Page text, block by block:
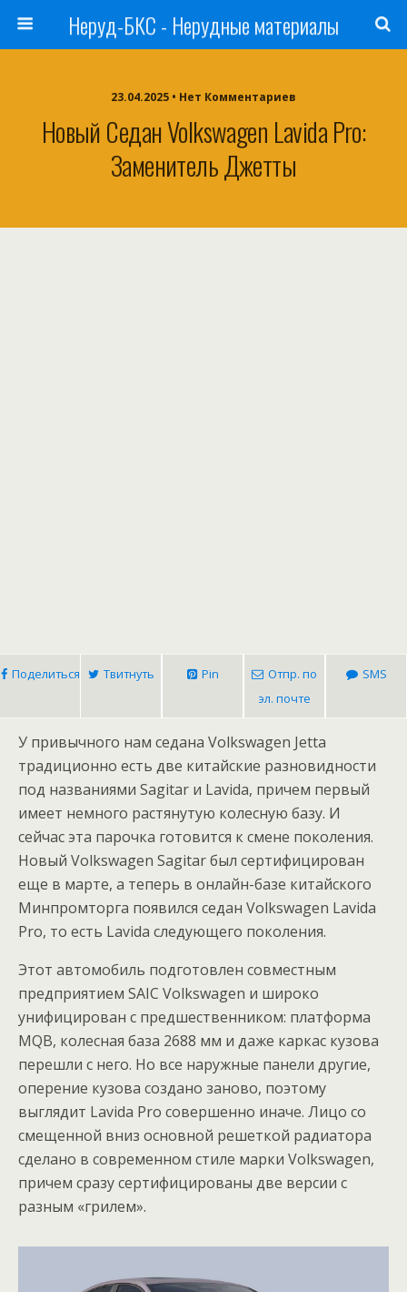
Неруд-БКС - Нерудные материалы
23.04.2025 • Нет Комментариев
Новый Седан Volkswagen Lavida Pro:
Заменитель Джетты
Поделиться Твитнуть Pin
Отпр. по
эл. почте
SMS
У привычного нам седана Volkswagen Jetta
традиционно есть две китайские разновидности
под названиями Sagitar и Lavida, причем первый
имеет немного растянутую колесную базу. И
сейчас эта парочка готовится к смене поколения.
Новый Volkswagen Sagitar был сертифицирован
еще в марте, а теперь в онлайн-базе китайского
Минпромторга появился седан Volkswagen Lavida
Pro, то есть Lavida следующего поколения.
Этот автомобиль подготовлен совместным
предприятием SAIC Volkswagen и широко
унифицирован с предшественником: платформа
MQB, колесная база 2688 мм и даже каркас кузова
перешли с него. Но все наружные панели другие,
оперение кузова создано заново, поэтому
выглядит Lavida Pro совершенно иначе. Лицо со
смещенной вниз основной решеткой радиатора
сделано в современном стиле марки Volkswagen,
причем сразу сертифицированы две версии с
разным «грилем».